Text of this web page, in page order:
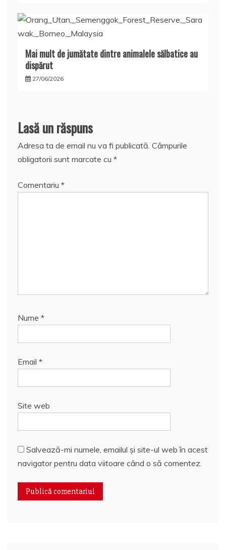
Mai mult de jumătate dintre animalele sălbatice au
dispărut
27/06/2026
Lasă un răspuns
Adresa ta de email nu va fi publicată. Câmpurile
obligatorii sunt marcate cu *
Comentariu *
Nume *
Email *
Site web
Salvează-mi numele, emailul și site-ul web în acest
navigator pentru data viitoare când o să comentez.